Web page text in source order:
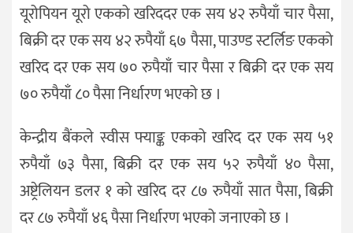
यूरोपियन यूरो एकको खरिददर एक सय ४२ रुपैयाँ चार पैसा,
बिक्री दर एक सय ४२ रुपैयाँ ६७ पैसा, पाउण्ड स्टर्लिङ एकको
खरिद दर एक सय ७० रुपैयाँ चार पैसा र बिक्री दर एक सय
७० रुपैयाँ ८० पैसा निर्धारण भएको छ ।
केन्द्रीय बैंकले स्वीस फ्याङ्क एकको खरिद दर एक सय ५१
रुपैयाँ ७३ पैसा, बिक्री दर एक सय ५२ रुपैयाँ ४० पैसा,
अष्ट्रेलियन डलर १ को खरिद दर ८७ रुपैयाँ सात पैसा, बिक्री
दर ८७ रुपैयाँ ४६ पैसा निर्धारण भएको जनाएको छ ।